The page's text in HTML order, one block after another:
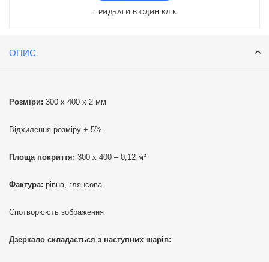
ПРИДБАТИ В ОДИН КЛІК
ОПИС
Розміри: 300 х 400 х 2 мм
Відхилення розміру +-5%
Площа покриття: 300 х 400 – 0,12 м²
Фактура: рівна, глянсова
Спотворюють зображення
Дзеркало складається з наступних шарів: